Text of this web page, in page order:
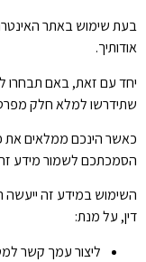
בעת שימוש באתר
אודותיך.
יחד עם זאת, באם תבחרו
שתידרשו למלא חלק
כאשר הינכם ממלאים את
הסמכתכם לשמור מידע
השימוש במידע זה ייעשה
דין, על מנת:
ליצור עמך קשר